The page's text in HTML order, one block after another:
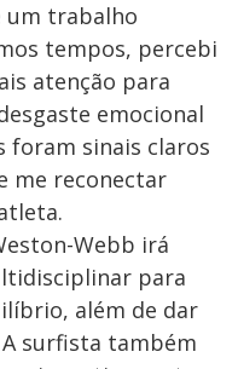
um trabalho
tempos, percebi
atenção para
emocional
foram sinais claros
me reconectar
Webb irá
para
além de dar
surfista também